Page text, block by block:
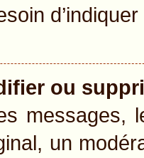
ou
messages,
un